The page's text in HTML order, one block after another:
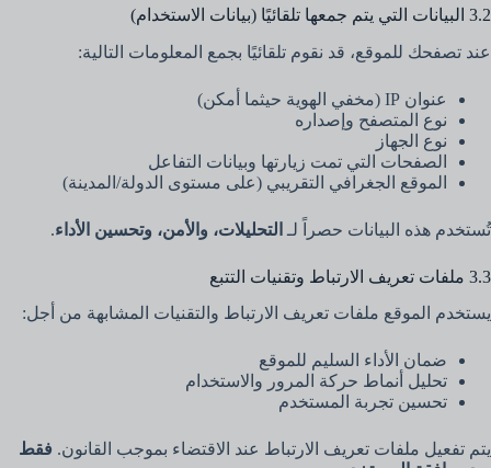
3.2 البيانات التي يتم جمعها تلقائيًا (بيانات الاستخدام)
عند تصفحك للموقع، قد نقوم تلقائيًا بجمع المعلومات التالية:
عنوان IP (مخفي الهوية حيثما أمكن)
نوع المتصفح وإصداره
نوع الجهاز
الصفحات التي تمت زيارتها وبيانات التفاعل
الموقع الجغرافي التقريبي (على مستوى الدولة/المدينة)
تُستخدم هذه البيانات حصراً لـ التحليلات، والأمن، وتحسين الأداء.
3.3 ملفات تعريف الارتباط وتقنيات التتبع
يستخدم الموقع ملفات تعريف الارتباط والتقنيات المشابهة من أجل:
ضمان الأداء السليم للموقع
تحليل أنماط حركة المرور والاستخدام
تحسين تجربة المستخدم
يتم تفعيل ملفات تعريف الارتباط عند الاقتضاء بموجب القانون. فقط